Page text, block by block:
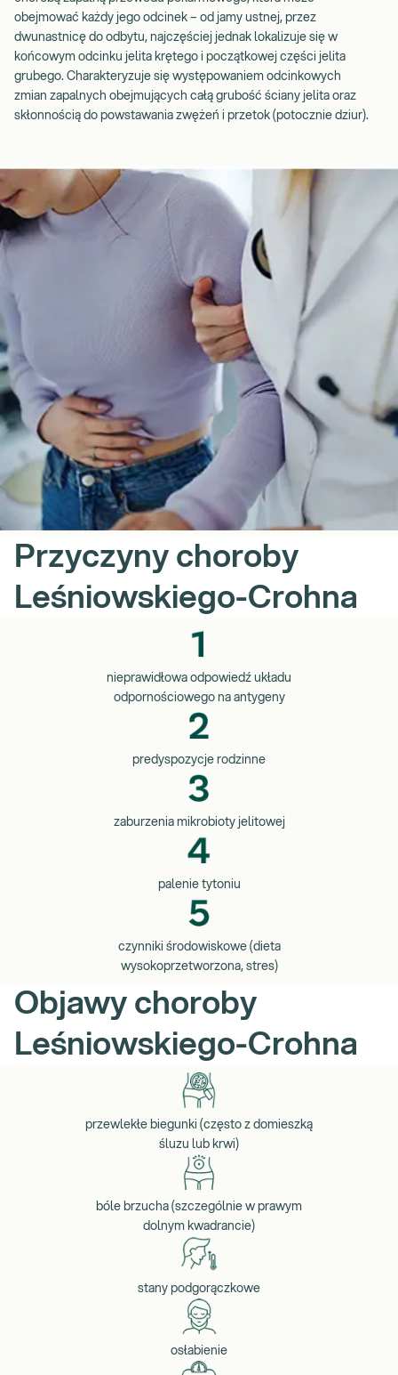
obejmować każdy jego odcinek – od jamy ustnej, przez
dwunastnicę do odbytu, najczęściej jednak lokalizuje się w
końcowym odcinku jelita krętego i początkowej części jelita
grubego. Charakteryzuje się występowaniem odcinkowych
zmian zapalnych obejmujących całą grubość ściany jelita oraz
skłonnością do powstawania zwężeń i przetok (potocznie dziur).
Przyczyny choroby
Leśniowskiego-Crohna
nieprawidłowa odpowiedź układu
odpornościowego na antygeny
predyspozycje rodzinne
zaburzenia mikrobioty jelitowej
palenie tytoniu
czynniki środowiskowe (dieta
wysokoprzetworzona, stres)
Objawy choroby
Leśniowskiego-Crohna
przewlekłe biegunki (często z domieszką
śluzu lub krwi)
bóle brzucha (szczególnie w prawym
dolnym kwadrancie)
stany podgorączkowe
osłabienie